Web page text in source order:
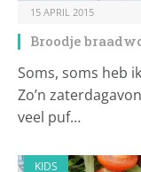
15 APRIL 2015
Broodje
Soms, soms heb
Zo’n
veel puf…
KIDS